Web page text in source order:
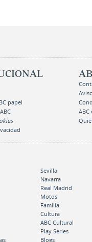
papel
ABC
Sevilla
Navarra
Real Madrid
Motos
Familia
Cultura
ABC Cultural
Play Series
Blogs